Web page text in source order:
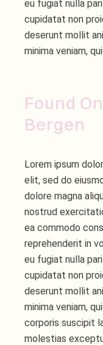
eu fugiat nulla
cupidatat non
deserunt mollit
minima veniam,
Found
Bergen
Lorem ipsum
elit, sed do
dolore magna
nostrud
ea commodo
reprehenderit in
eu fugiat nulla
cupidatat non
deserunt mollit
minima veniam,
corporis suscipit
molestias